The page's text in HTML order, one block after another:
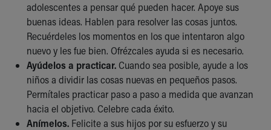
adolescentes a pensar qué pueden hacer. Apoye sus
buenas ideas. Hablen para resolver las cosas juntos.
Recuérdeles los momentos en los que intentaron algo
nuevo y les fue bien. Ofrézcales ayuda si es necesario.
Ayúdelos a practicar. Cuando sea posible, ayude a los
niños a dividir las cosas nuevas en pequeños pasos.
Permítales practicar paso a paso a medida que avanzan
hacia el objetivo. Celebre cada éxito.
Anímelos. Felicite a sus hijos por su esfuerzo y su